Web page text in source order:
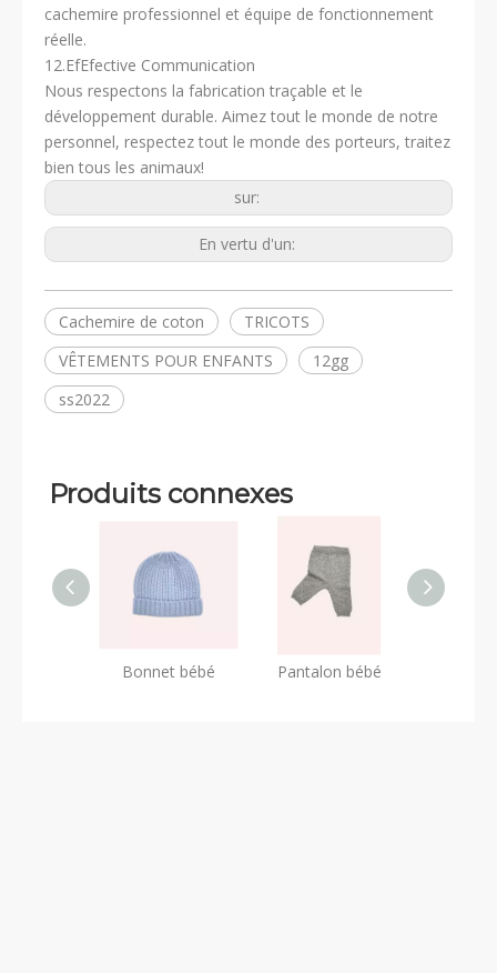
cachemire professionnel et équipe de fonctionnement
réelle.
12.EfEfective Communication
Nous respectons la fabrication traçable et le
développement durable. Aimez tout le monde de notre
personnel, respectez tout le monde des porteurs, traitez
bien tous les animaux!
sur:
En vertu d'un:
Cachemire de coton
TRICOTS
VÊTEMENTS POUR ENFANTS
12gg
ss2022
Produits connexes
Bonnet bébé Pantalon bébé